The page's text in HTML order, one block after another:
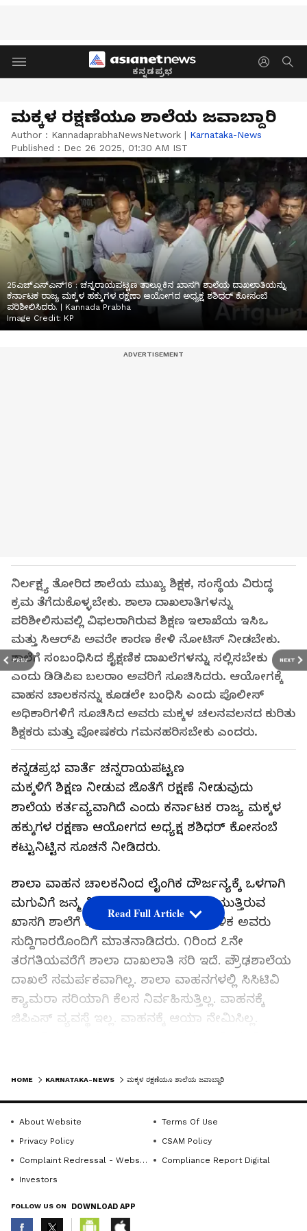
ಕನ್ನಡಪ್ರಭ
PREV NEXT
ಮಕ್ಕಳ ರಕ್ಷಣೆಯೂ ಶಾಲೆಯ ಜವಾಬ್ದಾರಿ
Author : KannadaprabhaNewsNetwork | Karnataka-News
Published : Dec 26 2025, 01:30 AM IST
25ಎಚ್ಎಸ್ಎನ್16 : ಚನ್ನರಾಯಪಟ್ಟಣ ತಾಲ್ಲೂಕಿನ ಖಾಸಗಿ ಶಾಲೆಯ ದಾಖಲಾತಿಯನ್ನು
ಕರ್ನಾಟಕ ರಾಜ್ಯ ಮಕ್ಕಳ ಹಕ್ಕುಗಳ ರಕ್ಷಣಾ ಆಯೋಗದ ಅಧ್ಯಕ್ಷ ಶಶಿಧರ್ ಕೋಸಂಬೆ
ಪರಿಶೀಲಿಸಿದರು. | Kannada Prabha
Image Credit: KP
ನಿರ್ಲಕ್ಷ್ಯ ತೋರಿದ ಶಾಲೆಯ ಮುಖ್ಯ ಶಿಕ್ಷಕ, ಸಂಸ್ಥೆಯ ವಿರುದ್ಧ
ಕ್ರಮ ತೆಗೆದುಕೊಳ್ಳಬೇಕು. ಶಾಲಾ ದಾಖಲಾತಿಗಳನ್ನು
ಪರಿಶೀಲಿಸುವಲ್ಲಿ ವಿಫಲರಾಗಿರುವ ಶಿಕ್ಷಣ ಇಲಾಖೆಯ ಇಸಿಒ
ಮತ್ತು ಸಿಆರ್‌ಪಿ ಅವರೇ ಕಾರಣ ಕೇಳಿ ನೋಟಿಸ್ ನೀಡಬೇಕು.
ಶಾಲೆಗೆ ಸಂಬಂಧಿಸಿದ ಶೈಕ್ಷಣಿಕ ದಾಖಲೆಗಳನ್ನು ಸಲ್ಲಿಸಬೇಕು
ಎಂದು ಡಿಡಿಪಿಐ ಬಲರಾಂ ಅವರಿಗೆ ಸೂಚಿಸಿದರು. ಆಯೋಗಕ್ಕೆ
ವಾಹನ ಚಾಲಕನನ್ನು ಕೂಡಲೇ ಬಂಧಿಸಿ ಎಂದು ಪೊಲೀಸ್
ಅಧಿಕಾರಿಗಳಿಗೆ ಸೂಚಿಸಿದ ಅವರು ಮಕ್ಕಳ ಚಲನವಲನದ ಕುರಿತು
ಶಿಕ್ಷಕರು ಮತ್ತು ಪೋಷಕರು ಗಮನಹರಿಸಬೇಕು ಎಂದರು.
ಕನ್ನಡಪ್ರಭ ವಾರ್ತೆ ಚನ್ನರಾಯಪಟ್ಟಣ
ಮಕ್ಕಳಿಗೆ ಶಿಕ್ಷಣ ನೀಡುವ ಜೊತೆಗೆ ರಕ್ಷಣೆ ನೀಡುವುದು
ಶಾಲೆಯ ಕರ್ತವ್ಯವಾಗಿದೆ ಎಂದು ಕರ್ನಾಟಕ ರಾಜ್ಯ ಮಕ್ಕಳ
ಹಕ್ಕುಗಳ ರಕ್ಷಣಾ ಆಯೋಗದ ಅಧ್ಯಕ್ಷ ಶಶಿಧರ್ ಕೋಸಂಬೆ
ಕಟ್ಟುನಿಟ್ಟಿನ ಸೂಚನೆ ನೀಡಿದರು.
ಶಾಲಾ ವಾಹನ ಚಾಲಕನಿಂದ ಲೈಂಗಿಕ ದೌರ್ಜನ್ಯಕ್ಕೆ ಒಳಗಾಗಿ
ಮಗುವಿಗೆ ಜನ್ಮ ನೀಡಿರುವ ವಿದ್ಯಾರ್ಥಿನಿ ಕಲಿಯುತ್ತಿರುವ
ಖಾಸಗಿ ಶಾಲೆಗೆ ಭೇಟಿ ನೀಡಿ ಪರಿಶೀಲಿಸಿದ ಬಳಿಕ ಅವರು
ಸುದ್ದಿಗಾರರೊಂದಿಗೆ ಮಾತನಾಡಿದರು. ೧ರಿಂದ ೭ನೇ
ತರಗತಿಯವರೆಗೆ ಶಾಲಾ ದಾಖಲಾತಿ ಸರಿ ಇದೆ. ಪ್ರೌಢಶಾಲೆಯ
ದಾಖಲೆ ಸಮರ್ಪಕವಾಗಿಲ್ಲ. ಶಾಲಾ ವಾಹನಗಳಲ್ಲಿ ಸಿಸಿಟಿವಿ
ಕ್ಯಾಮರಾ ಸರಿಯಾಗಿ ಕೆಲಸ ನಿರ್ವಹಿಸುತ್ತಿಲ್ಲ. ವಾಹನಕ್ಕೆ
ಜಿಪಿಎಸ್ ವ್ಯವಸ್ಥೆ ಇಲ್ಲ. ವಾಹನಕ್ಕೆ ಆಯಾ ನೇಮಿಸಿಲ್ಲ.
ಉಲ್ಲಂಘಿಸಲಾಗಿದೆ. ಇದರ ಬಗ್ಗೆ ಸಾರಿಗೆ ಅಧಿಕಾರಿಗಳು ಕ್ರಮ
ಶಾಲೆಗೆ ಸಂಬಂಧಿಸಿದ ಶೈಕ್ಷಣಿಕ ದಾಖಲೆಗಳನ್ನು ಸಲ್ಲಿಸಬೇಕು
Read Full Article
HOME KARNATAKA-NEWS ಮಕ್ಕಳ ರಕ್ಷಣೆಯೂ ಶಾಲೆಯ ಜವಾಬ್ದಾರಿ
About Website
Terms Of Use
Privacy Policy
CSAM Policy
Complaint Redressal - Website
Compliance Report Digital
Investors
FOLLOW US ON DOWNLOAD APP